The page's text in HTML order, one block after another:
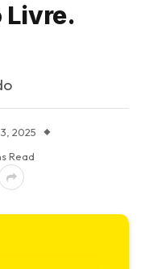
Livre.
2025
Read